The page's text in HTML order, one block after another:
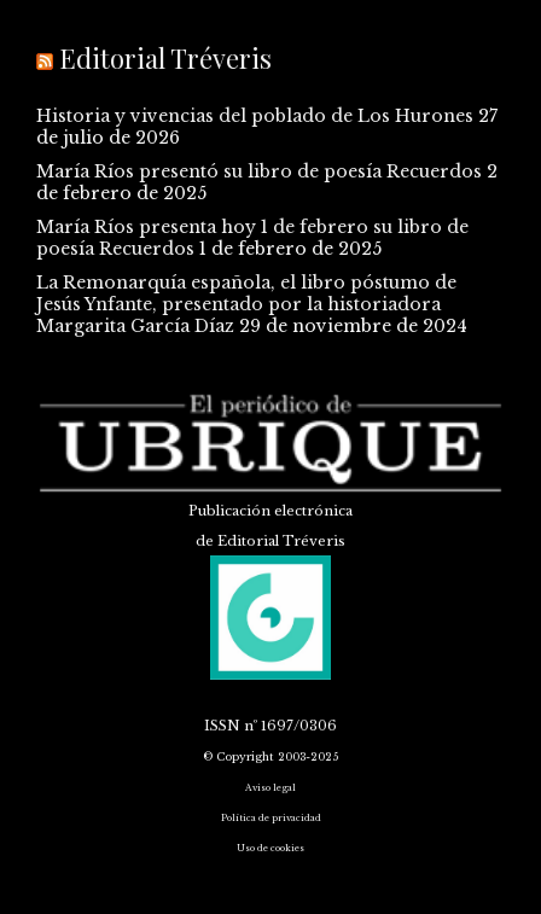
Editorial Tréveris
Historia y vivencias del poblado de Los Hurones 27
de julio de 2026
María Ríos presentó su libro de poesía Recuerdos 2
de febrero de 2025
María Ríos presenta hoy 1 de febrero su libro de
poesía Recuerdos 1 de febrero de 2025
La Remonarquía española, el libro póstumo de
Jesús Ynfante, presentado por la historiadora
Margarita García Díaz 29 de noviembre de 2024
Publicación electrónica
de Editorial Tréveris
ISSN nº 1697/0306
© Copyright 2003-2025
Aviso legal
Política de privacidad
Uso de cookies